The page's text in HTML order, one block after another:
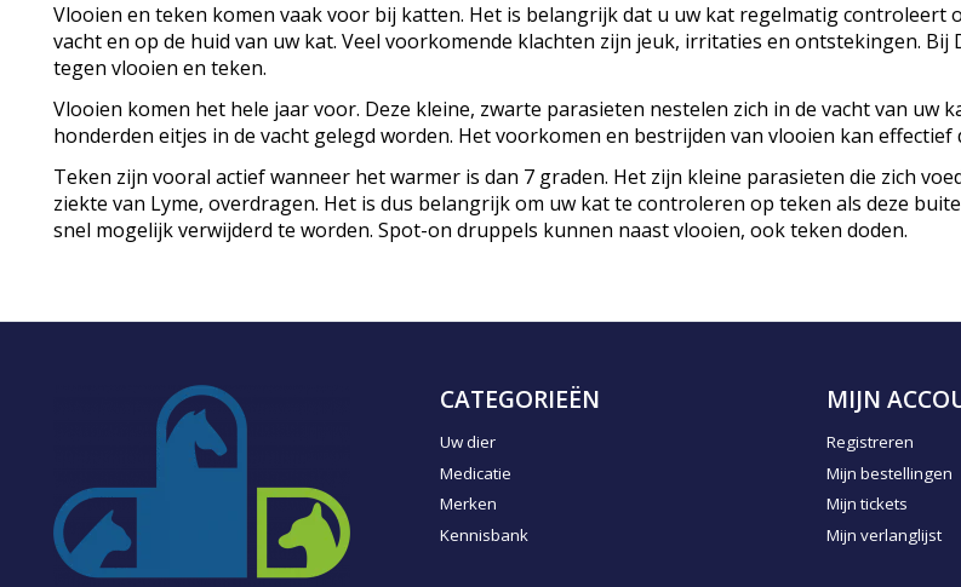
Vlooien en teken komen vaak voor bij katten. Het is belangrijk dat u uw kat regelmatig controleert
vacht en op de huid van uw kat. Veel voorkomende klachten zijn jeuk, irritaties en ontstekingen.
tegen vlooien en teken.
Vlooien komen het hele jaar voor. Deze kleine, zwarte parasieten nestelen zich in de vacht van
honderden eitjes in de vacht gelegd worden. Het voorkomen en bestrijden van vlooien kan
Teken zijn vooral actief wanneer het warmer is dan 7 graden. Het zijn kleine parasieten die zich
ziekte van Lyme, overdragen. Het is dus belangrijk om uw kat te controleren op teken als deze
snel mogelijk verwijderd te worden. Spot-on druppels kunnen naast vlooien, ook teken doden.
CATEGORIEËN
Uw dier
Medicatie
Merken
Kennisbank
MIJN
Registreren
Mijn bestellingen
Mijn tickets
Mijn verlanglijst